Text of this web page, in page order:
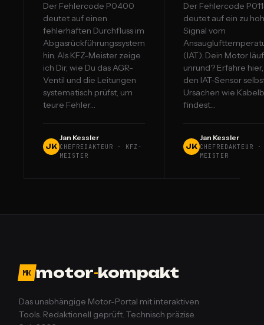
Der Fehlercode P0400
deutet auf einen
fehlerhaften Durchfluss im
Abgasrückführungssystem
hin. Als KFZ-Meister zeige
ich Dir, wie Du das AGR-
Ventil und die Leitungen
systematisch prüfst, um
teure Fehler…
JK
Jan Kessler
CHEFREDAKTEUR · KFZ-
MEISTER
Der Fehlercode
deutet auf ein zu
Signal vom
(IAT). Dein Motor
unrund? Erfahre
den IAT-Sensor
Ursachen wie
findest…
JK
Jan Kessler
CHEFREDAKTEUR
MEISTER
MK motor-kompakt
Das unabhängige Motor-Portal mit interaktiven
Tools. Redaktionell geprüft. Technisch präzise.